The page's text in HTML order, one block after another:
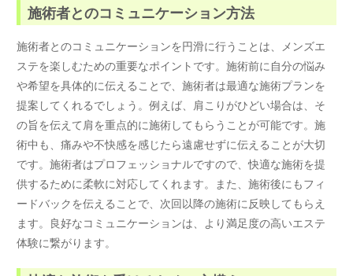
施術者とのコミュニケーション方法
施術者とのコミュニケーションを円滑に行うことは、メンズエ
ステを楽しむための重要なポイントです。施術前に自分の悩み
や希望を具体的に伝えることで、施術者は最適な施術プランを
提案してくれるでしょう。例えば、肩こりがひどい場合は、そ
の旨を伝えて肩を重点的に施術してもらうことが可能です。施
術中も、痛みや不快感を感じたら遠慮せずに伝えることが大切
です。施術者はプロフェッショナルですので、快適な施術を提
供するために柔軟に対応してくれます。また、施術後にもフィ
ードバックを伝えることで、次回以降の施術に反映してもらえ
ます。良好なコミュニケーションは、より満足度の高いエステ
体験に繋がります。